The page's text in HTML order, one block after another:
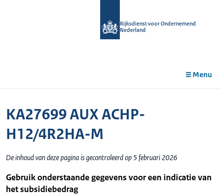
Rijksdienst voor Ondernemend
Nederland
Menu
KA27699 AUX ACHP-
H12/4R2HA-M
De inhoud van deze pagina is gecontroleerd op 5 februari 2026
Gebruik onderstaande gegevens voor een indicatie van
het subsidiebedrag